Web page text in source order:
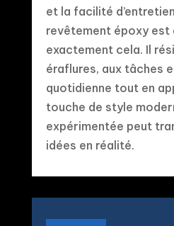
et la facilité
revêtement époxy
exactement cela. Il
éraflures, aux tâches
quotidienne tout en
touche de style
expérimentée peut
idées en réalité.